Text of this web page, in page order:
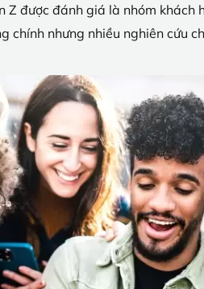
Z được đánh giá là nhóm khách
chính nhưng nhiều nghiên cứu